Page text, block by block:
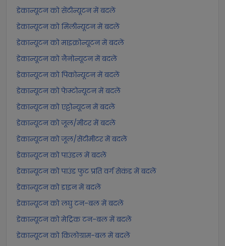
डेकान्यूटन को सेंटीन्यूटन में बदलें
डेकान्यूटन को मिलीन्यूटन में बदलें
डेकान्यूटन को माइक्रोन्यूटन में बदलें
डेकान्यूटन को नैनोन्यूटन में बदलें
डेकान्यूटन को पिकोन्यूटन में बदलें
डेकान्यूटन को फेम्टोन्यूटन में बदलें
डेकान्यूटन को एट्टोन्यूटन में बदलें
डेकान्यूटन को जूल/मीटर में बदलें
डेकान्यूटन को जूल/सेंटीमीटर में बदलें
डेकान्यूटन को पाउंडल में बदलें
डेकान्यूटन को पाउंड फुट प्रति वर्ग सेकंड में बदलें
डेकान्यूटन को डाइन में बदलें
डेकान्यूटन को लघु टन-बल में बदलें
डेकान्यूटन को मेट्रिक टन-बल में बदलें
डेकान्यूटन को किलोग्राम-बल में बदलें